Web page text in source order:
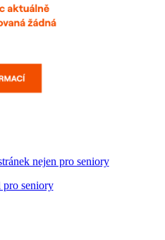
nejen pro seniory